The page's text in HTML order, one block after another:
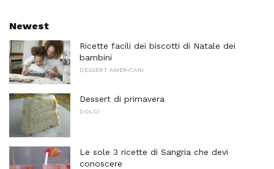
Newest
Ricette facili dei biscotti di Natale dei
bambini
DESSERT AMERICANI
Dessert di primavera
DOLCI
Le sole 3 ricette di Sangria che devi
conoscere